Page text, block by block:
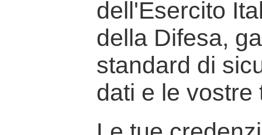
dell'Esercito
della Difesa,
standard di
dati e le vostre